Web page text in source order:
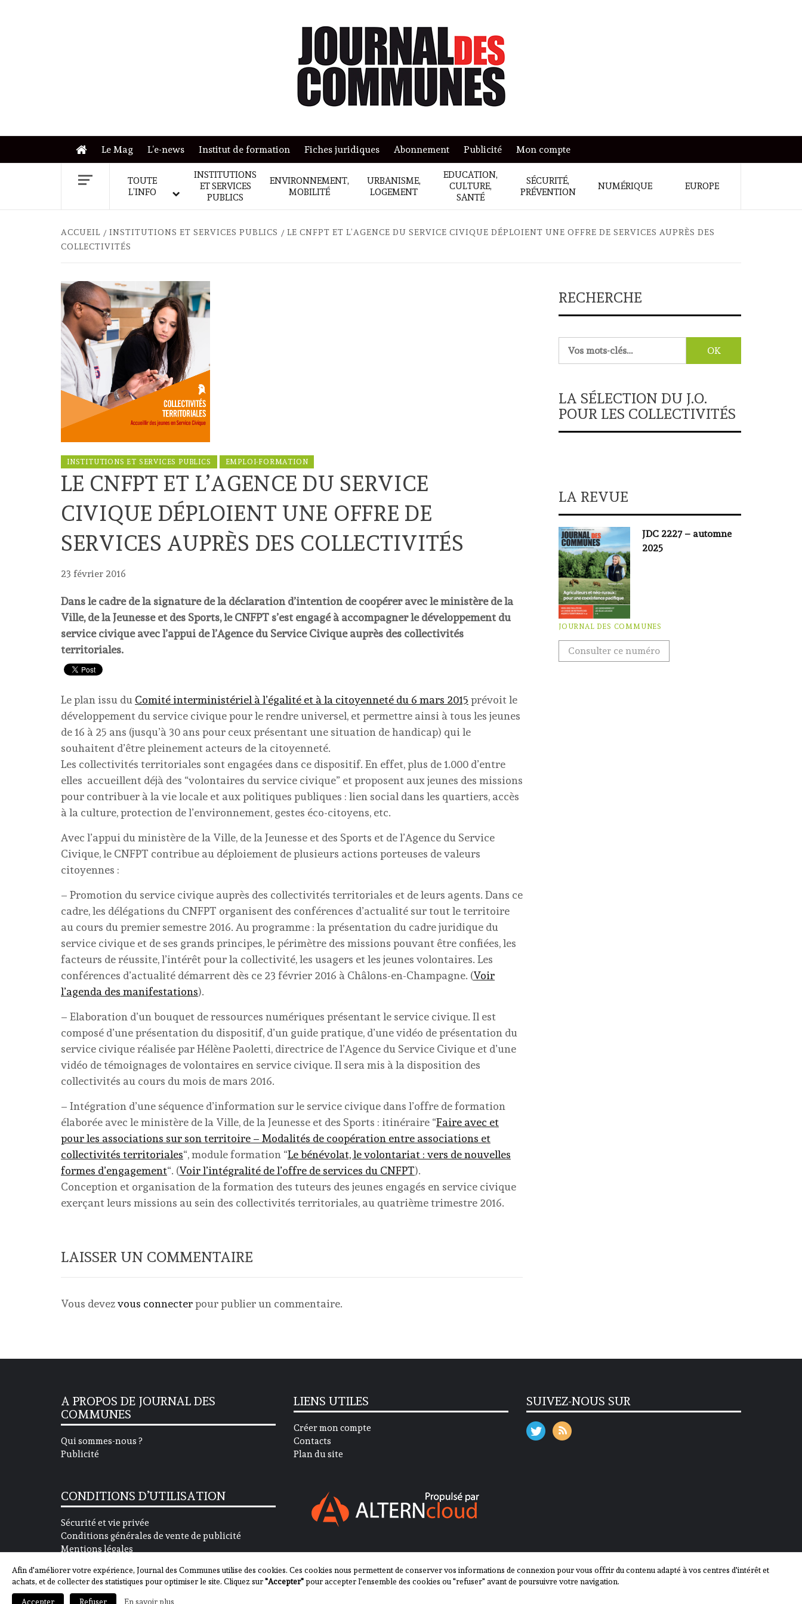
Le Mag L’e-news Institut de formation Fiches juridiques Abonnement Publicité Mon compte
TOUTE
L’INFO
INSTITUTIONS
ET SERVICES
PUBLICS
ENVIRONNEMENT,
MOBILITÉ
URBANISME,
LOGEMENT
EDUCATION,
CULTURE,
SANTÉ
SÉCURITÉ,
PRÉVENTION
NUMÉRIQUE EUROPE
ACCUEIL INSTITUTIONS ET SERVICES PUBLICS
LE CNFPT ET L’AGENCE DU SERVICE CIVIQUE DÉPLOIENT UNE OFFRE DE SERVICES AUPRÈS DES
COLLECTIVITÉS
INSTITUTIONS ET SERVICES PUBLICS EMPLOI-FORMATION
LE CNFPT ET L’AGENCE DU SERVICE
CIVIQUE DÉPLOIENT UNE OFFRE DE
SERVICES AUPRÈS DES COLLECTIVITÉS
23 février 2016
Dans le cadre de la signature de la déclaration d’intention de coopérer avec le ministère de la
Ville, de la Jeunesse et des Sports, le CNFPT s’est engagé à accompagner le développement du
service civique avec l’appui de l’Agence du Service Civique auprès des collectivités
territoriales.
Le plan issu du Comité interministériel à l’égalité et à la citoyenneté du 6 mars 2015 prévoit le
développement du service civique pour le rendre universel, et permettre ainsi à tous les jeunes
de 16 à 25 ans (jusqu’à 30 ans pour ceux présentant une situation de handicap) qui le
souhaitent d’être pleinement acteurs de la citoyenneté.
Les collectivités territoriales sont engagées dans ce dispositif. En effet, plus de 1.000 d’entre
elles accueillent déjà des “volontaires du service civique” et proposent aux jeunes des missions
pour contribuer à la vie locale et aux politiques publiques : lien social dans les quartiers, accès
à la culture, protection de l’environnement, gestes éco-citoyens, etc.
Avec l’appui du ministère de la Ville, de la Jeunesse et des Sports et de l’Agence du Service
Civique, le CNFPT contribue au déploiement de plusieurs actions porteuses de valeurs
citoyennes :
– Promotion du service civique auprès des collectivités territoriales et de leurs agents. Dans ce
cadre, les délégations du CNFPT organisent des conférences d’actualité sur tout le territoire
au cours du premier semestre 2016. Au programme : la présentation du cadre juridique du
service civique et de ses grands principes, le périmètre des missions pouvant être confiées, les
facteurs de réussite, l’intérêt pour la collectivité, les usagers et les jeunes volontaires. Les
conférences d’actualité démarrent dès ce 23 février 2016 à Châlons-en-Champagne. (Voir
l’agenda des manifestations).
– Elaboration d’un bouquet de ressources numériques présentant le service civique. Il est
composé d’une présentation du dispositif, d’un guide pratique, d’une vidéo de présentation du
service civique réalisée par Hélène Paoletti, directrice de l’Agence du Service Civique et d’une
vidéo de témoignages de volontaires en service civique. Il sera mis à la disposition des
collectivités au cours du mois de mars 2016.
– Intégration d’une séquence d’information sur le service civique dans l’offre de formation
élaborée avec le ministère de la Ville, de la Jeunesse et des Sports : itinéraire “Faire avec et
pour les associations sur son territoire – Modalités de coopération entre associations et
collectivités territoriales“, module formation “Le bénévolat, le volontariat : vers de nouvelles
formes d’engagement“. (Voir l’intégralité de l’offre de services du CNFPT).
Conception et organisation de la formation des tuteurs des jeunes engagés en service civique
exerçant leurs missions au sein des collectivités territoriales, au quatrième trimestre 2016.
LAISSER UN COMMENTAIRE
Vous devezvous connecterpour publier un commentaire.
RECHERCHE
LA SÉLECTION DU J.O.
POUR LES COLLECTIVITÉS
LA REVUE
JDC 2227 – automne
2025
JOURNAL DES COMMUNES
Consulter ce numéro
A PROPOS DE JOURNAL DES
COMMUNES
Qui sommes-nous ?
Publicité
CONDITIONS D’UTILISATION
Sécurité et vie privée
Conditions générales de vente de publicité
Mentions légales
LIENS UTILES
Créer mon compte
Contacts
Plan du site
SUIVEZ-NOUS SUR
Afin d'améliorer votre expérience, Journal des Communes utilise des cookies. Ces cookies nous permettent de conserver vos informations de connexion pour vous offrir du contenu adapté à vos centres d'intérêt et
achats, et de collecter des statistiques pour optimiser le site. Cliquez sur"Accepter"pour accepter l'ensemble des cookies ou "refuser" avant de poursuivre votre navigation.
Accepter Refuser En savoir plus